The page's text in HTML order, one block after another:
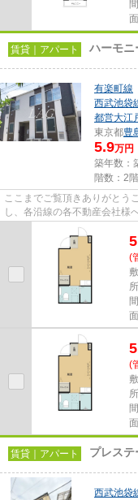
賃貸｜アパート ハーモニ
有楽町線
西武池袋
都営大江
東京都豊
5.9万円
築年数：
階数：2
ここまでご覧頂きありがとう
し、各沿線の各不動産会社様
しております！最新の情報は...
(
(
賃貸｜アパート プレス
西武池袋